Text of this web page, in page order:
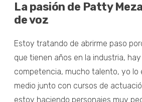
La pasión de Patty
de voz
Estoy tratando de abrirme paso
que tienen años en la industria,
competencia, mucho talento, yo lo
medio junto con cursos de
estoy haciendo personajes muy